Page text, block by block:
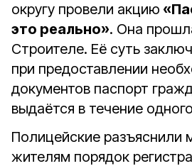
округу провели акцию
это реально». Она
Строителе. Её суть
при предоставлении
документов паспорт
выдаётся в течение
Полицейские разъяснили
жителям порядок